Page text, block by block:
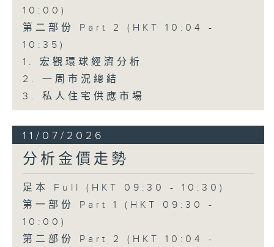
10:00)
第二部份 Part 2 (HKT 10:04 -
10:35)
1. 宏觀環球經濟分析
2. 一周市況總結
3. 私人住宅供應市場
11/07/2026
分析金價走勢
足本 Full (HKT 09:30 - 10:30)
第一部份 Part 1 (HKT 09:30 -
10:00)
第二部份 Part 2 (HKT 10:04 -